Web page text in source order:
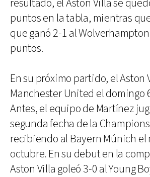
resultado, el Aston Villa se
puntos en la tabla, mientras
que ganó 2-1 al
puntos.
En su próximo partido, el Aston
Manchester United el domingo
Antes, el equipo de Martínez
segunda fecha de la
recibiendo al Bayern Múnich el
octubre. En su debut en la
Aston Villa goleó 3-0 al Young